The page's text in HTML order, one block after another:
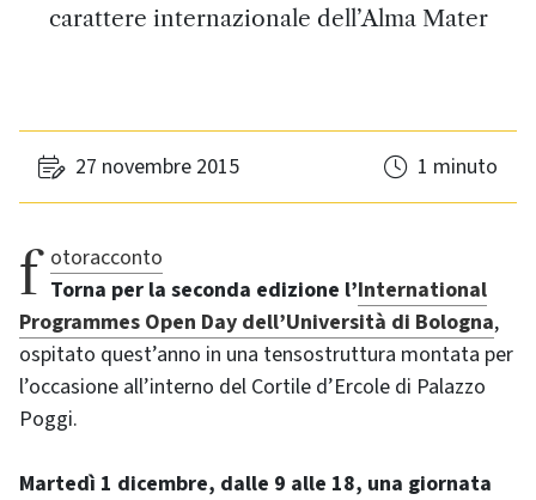
carattere internazionale dell’Alma Mater
27 novembre 2015 1 minuto
fotoracconto
Torna per la seconda edizione l’International
Programmes Open Day dell’Università di Bologna,
ospitato quest’anno in una tensostruttura montata per
l’occasione all’interno del Cortile d’Ercole di Palazzo
Poggi.
Martedì 1 dicembre, dalle 9 alle 18, una giornata